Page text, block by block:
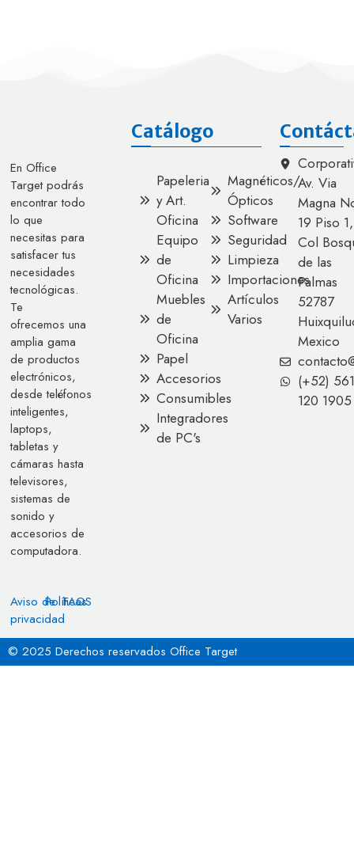
En Office
Target podrás
encontrar todo
lo que
necesitas para
satisfacer tus
necesidades
tecnológicas.
Te
ofrecemos una
amplia gama
de productos
electrónicos,
desde teléfonos
inteligentes,
laptops,
tabletas y
cámaras hasta
televisores,
sistemas de
sonido y
accesorios de
computadora.
Aviso de
privacidad
Políticas
FAQS
Catálogo
Papeleria
y Art.
Oficina
Equipo
de
Oficina
Muebles
de
Oficina
Papel
Accesorios
Consumibles
Integradores
de PC's
Magnéticos/
Ópticos
Software
Seguridad
Limpieza
Importaciones
Artículos
Varios
Av. Via
Magna
19 Piso 1,
Col
de las
Palmas
52787
Mexico
(+52) 561
120 1905
© 2025 Derechos reservados Office Target